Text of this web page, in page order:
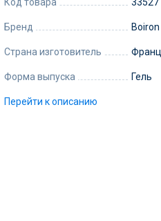
Бренд Boiron
Страна изготовитель
Форма выпуска Гель
Перейти к описанию